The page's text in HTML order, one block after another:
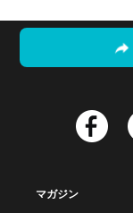
マガジン